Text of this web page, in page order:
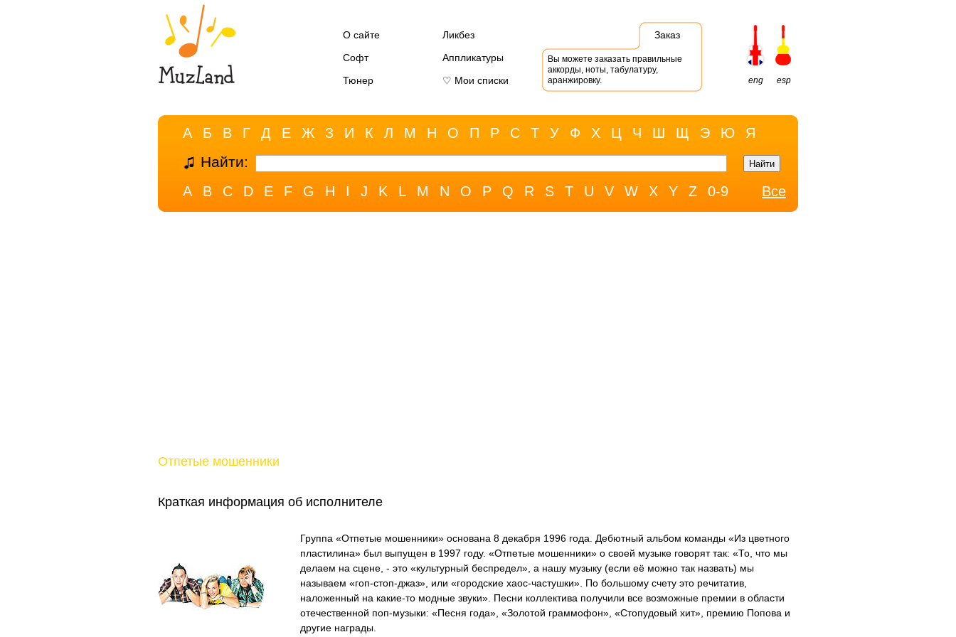
О сайте
Ликбез
Софт
Аппликатуры
Тюнер
♡ Мои списки
Заказ
Вы можете заказать правильные
аккорды, ноты, табулатуру,
аранжировку.
eng esp
А Б В Г Д Е Ж З И К Л М Н О П Р С Т У Ф Х Ц Ч Ш Щ Э Ю Я
Найти:
A B C D E F G H I J K L M N O P Q R S T U V W X Y Z 0-9 Все
Отпетые мошенники
Краткая информация об исполнителе
Группа «Отпетые мошенники» основана 8 декабря 1996 года. Дебютный альбом команды «Из цветного
пластилина» был выпущен в 1997 году. «Отпетые мошенники» о своей музыке говорят так: «То, что мы
делаем на сцене, - это «культурный беспредел», а нашу музыку (если её можно так назвать) мы
называем «гоп-стоп-джаз», или «городские хаос-частушки». По большому счету это речитатив,
наложенный на какие-то модные звуки». Песни коллектива получили все возможные премии в области
отечественной поп-музыки: «Песня года», «Золотой граммофон», «Стопудовый хит», премию Попова и
другие награды.